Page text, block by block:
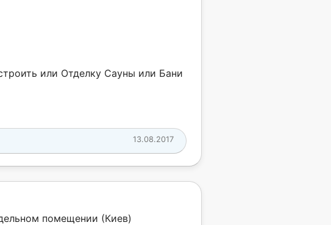
или Отделку Сауны или Бани
13.08.2017
помещении (Киев)